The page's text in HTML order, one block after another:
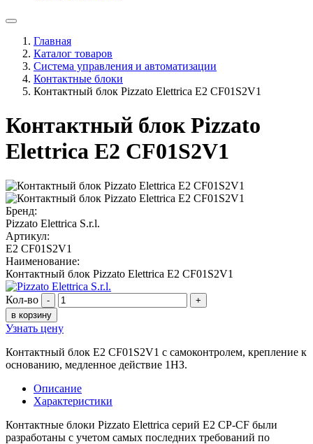
Главная
Каталог товаров
Система управления и автоматизации
Контактные блоки
Контактный блок Pizzato Elettrica E2 CF01S2V1
Контактный блок Pizzato
Elettrica E2 CF01S2V1
Бренд:
Pizzato Elettrica S.r.l.
Артикул:
E2 CF01S2V1
Наименование:
Контактный блок Pizzato Elettrica E2 CF01S2V1
Кол-во -
+
в корзину
Узнать цену
Контактный блок E2 CF01S2V1 с самоконтролем, крепление к
основанию, медленное действие 1НЗ.
Описание
Характеристики
Контактные блоки Pizzato Elettrica серий E2 CP-CF были
разработаны с учетом самых последних требований по